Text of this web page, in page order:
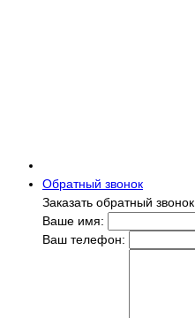
Обратный звонок
Заказать обратный звонок
Ваше имя:
Ваш телефон: